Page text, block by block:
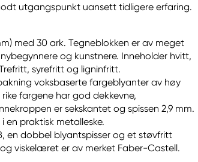
utgangspunkt uansett tidligere erfaring.
med 30 ark. Tegneblokken er av meget
og kunstnere. Inneholder hvitt,
syrefritt og ligninfritt.
voksbaserte fargeblyanter av høy
fargene har god dekkevne,
er sekskantet og spissen 2,9 mm.
en praktisk metalleske.
en dobbel blyantspisser og et støvfritt
viskelæret er av merket Faber-Castell.